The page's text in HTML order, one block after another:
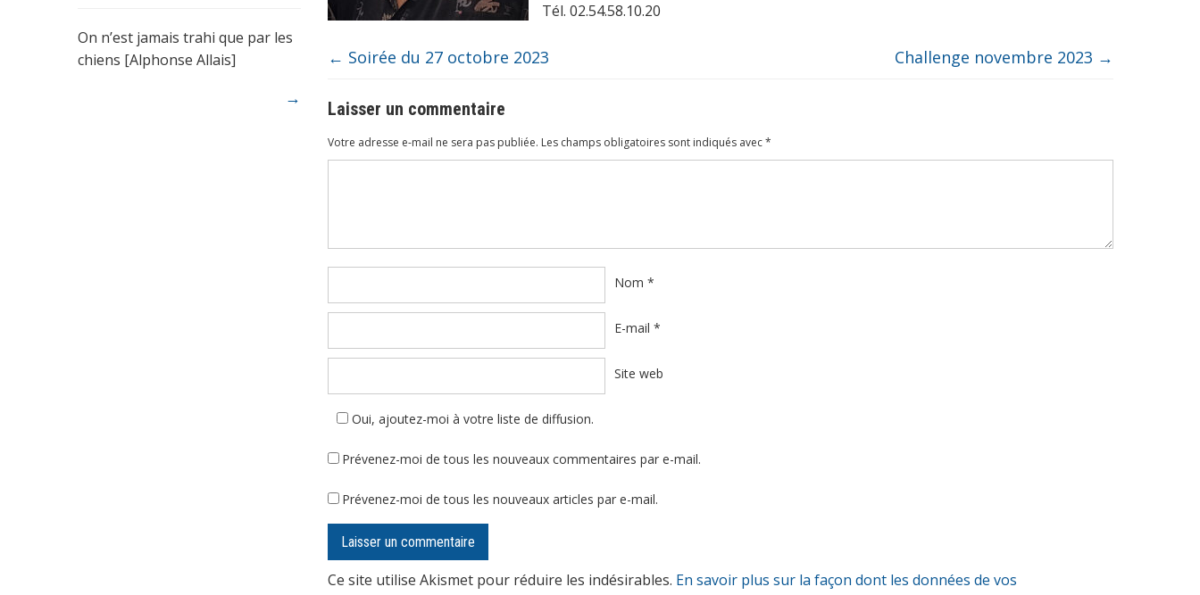
On n’est jamais trahi que par les
chiens [Alphonse Allais]
→
Tél. 02.54.58.10.20
← Soirée du 27 octobre 2023 Challenge novembre 2023 →
Laisser un commentaire
Votre adresse e-mail ne sera pas publiée. Les champs obligatoires sont indiqués avec*
Nom *
E-mail *
Site web
Oui, ajoutez-moi à votre liste de diffusion.
Prévenez-moi de tous les nouveaux commentaires par e-mail.
Prévenez-moi de tous les nouveaux articles par e-mail.
Ce site utilise Akismet pour réduire les indésirables. En savoir plus sur la façon dont les données de vos